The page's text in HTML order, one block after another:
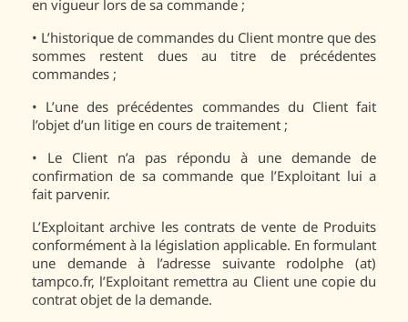
en vigueur lors de sa commande ;
• L’historique de commandes du Client montre que des
sommes restent dues au titre de précédentes
commandes ;
• L’une des précédentes commandes du Client fait
l’objet d’un litige en cours de traitement ;
•
Le Client n’a pas répondu à une demande de
confirmation de sa commande que l’Exploitant lui a
fait parvenir.
L’Exploitant archive les contrats de vente de Produits
conformément à la législation applicable. En formulant
une demande à l’adresse suivante rodolphe (at)
tampco.fr, l’Exploitant remettra au Client une copie du
contrat objet de la demande.